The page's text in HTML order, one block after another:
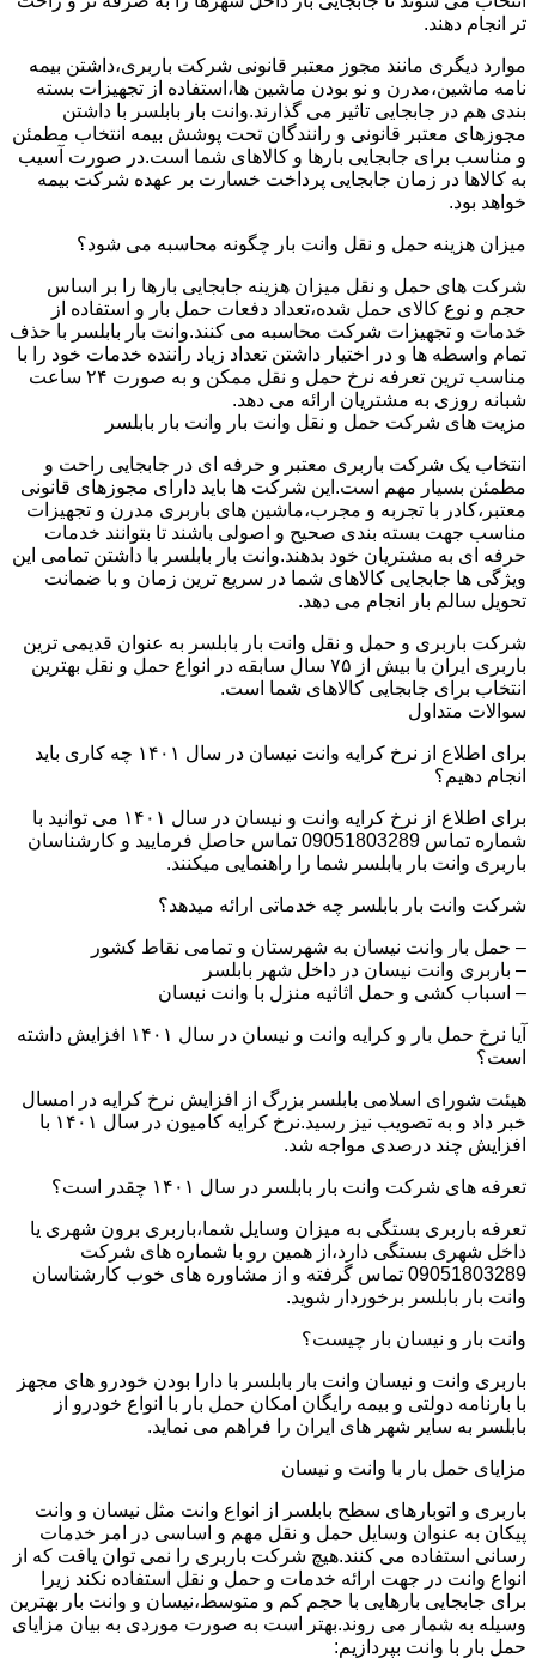
تر انجام دهند.
موارد دیگری مانند مجوز معتبر قانونی شرکت باربری،داشتن بیمه
نامه ماشین،مدرن و نو بودن ماشین ها،استفاده از تجهیزات بسته
بندی هم در جابجایی تاثیر می گذارند.وانت بار بابلسر با داشتن
مجوزهای معتبر قانونی و رانندگان تحت پوشش بیمه انتخاب مطمئن
و مناسب برای جابجایی بارها و کالاهای شما است.در صورت آسیب
به کالاها در زمان جابجایی پرداخت خسارت بر عهده شرکت بیمه
خواهد بود.
میزان هزینه حمل و نقل وانت بار چگونه محاسبه می شود؟
شرکت های حمل و نقل میزان هزینه جابجایی بارها را بر اساس
حجم و نوع کالای حمل شده،تعداد دفعات حمل بار و استفاده از
خدمات و تجهیزات شرکت محاسبه می کنند.وانت بار بابلسر با حذف
تمام واسطه ها و در اختیار داشتن تعداد زیاد راننده خدمات خود را با
مناسب ترین تعرفه نرخ حمل و نقل ممکن و به صورت ۲۴ ساعت
شبانه روزی به مشتریان ارائه می دهد.
مزیت های شرکت حمل و نقل وانت بار وانت بار بابلسر
انتخاب یک شرکت باربری معتبر و حرفه ای در جابجایی راحت و
مطمئن بسیار مهم است.این شرکت ها باید دارای مجوزهای قانونی
معتبر،کادر با تجربه و مجرب،ماشین های باربری مدرن و تجهیزات
مناسب جهت بسته بندی صحیح و اصولی باشند تا بتوانند خدمات
حرفه ای به مشتریان خود بدهند.وانت بار بابلسر با داشتن تمامی این
ویژگی ها جابجایی کالاهای شما در سریع ترین زمان و با ضمانت
تحویل سالم بار انجام می دهد.
شرکت باربری و حمل و نقل وانت بار بابلسر به عنوان قدیمی ترین
باربری ایران با بیش از ۷۵ سال سابقه در انواع حمل و نقل بهترین
انتخاب برای جابجایی کالاهای شما است.
سوالات متداول
برای اطلاع از نرخ کرایه وانت نیسان در سال ۱۴۰۱ چه کاری باید
انجام دهیم؟
برای اطلاع از نرخ کرایه وانت و نیسان در سال ۱۴۰۱ می توانید با
شماره تماس 09051803289 تماس حاصل فرمایید و کارشناسان
باربری وانت بار بابلسر شما را راهنمایی میکنند.
شرکت وانت بار بابلسر چه خدماتی ارائه میدهد؟
– حمل بار وانت نیسان به شهرستان و تمامی نقاط کشور
– باربری وانت نیسان در داخل شهر بابلسر
– اسباب کشی و حمل اثاثیه منزل با وانت نیسان
آیا نرخ حمل بار و کرایه وانت و نیسان در سال ۱۴۰۱ افزایش داشته
است؟
هیئت شورای اسلامی بابلسر بزرگ از افزایش نرخ کرایه در امسال
خبر داد و به تصویب نیز رسید.نرخ کرایه کامیون در سال ۱۴۰۱ با
افزایش چند درصدی مواجه شد.
تعرفه های شرکت وانت بار بابلسر در سال ۱۴۰۱ چقدر است؟
تعرفه باربری بستگی به میزان وسایل شما،باربری برون شهری یا
داخل شهری بستگی دارد،از همین رو با شماره های شرکت
09051803289 تماس گرفته و از مشاوره های خوب کارشناسان
وانت بار بابلسر برخوردار شوید.
وانت بار و نیسان بار چیست؟
باربری وانت و نیسان وانت بار بابلسر با دارا بودن خودرو های مجهز
با بارنامه دولتی و بیمه رایگان امکان حمل بار با انواع خودرو از
بابلسر به سایر شهر های ایران را فراهم می نماید.
مزایای حمل بار با وانت و نیسان
باربری و اتوبارهای سطح بابلسر از انواع وانت مثل نیسان و وانت
پیکان به عنوان وسایل حمل و نقل مهم و اساسی در امر خدمات
رسانی استفاده می کنند.هیچ شرکت باربری را نمی توان یافت که از
انواع وانت در جهت ارائه خدمات و حمل و نقل استفاده نکند زیرا
برای جابجایی بارهایی با حجم کم و متوسط،نیسان و وانت بار بهترین
وسیله به شمار می روند.بهتر است به صورت موردی به بیان مزایای
حمل بار با وانت بپردازیم: